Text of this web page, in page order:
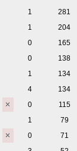
1 281
1 204
0 165
0 138
1 134
4 134
0 115
1 79
0 71